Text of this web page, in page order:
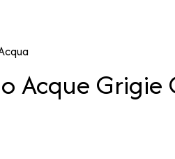
Acque Grigie